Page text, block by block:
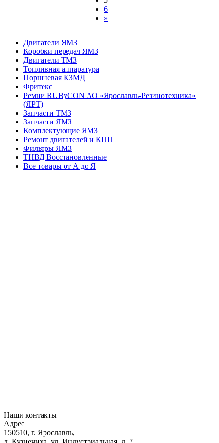
6
»
Двигатели ЯМЗ
Коробки передач ЯМЗ
Двигатели ТМЗ
Топливная аппаратура
Поршневая КЗМД
Фритекс
Ремни RUByCON АО «Ярославль-Резинотехника»
(ЯРТ)
Запчасти ТМЗ
Запчасти ЯМЗ
Комплектующие ЯМЗ
Ремонт двигателей и КПП
Фильтры ЯМЗ
ТНВД Восстановленные
Все товары от А до Я
Наши контакты
Адрес
150510, г. Ярославль,
д. Кузнечиха, ул. Индустриальная, д. 7